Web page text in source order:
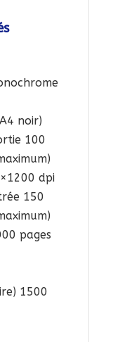
noir)
100
dpi
150
pages
1500